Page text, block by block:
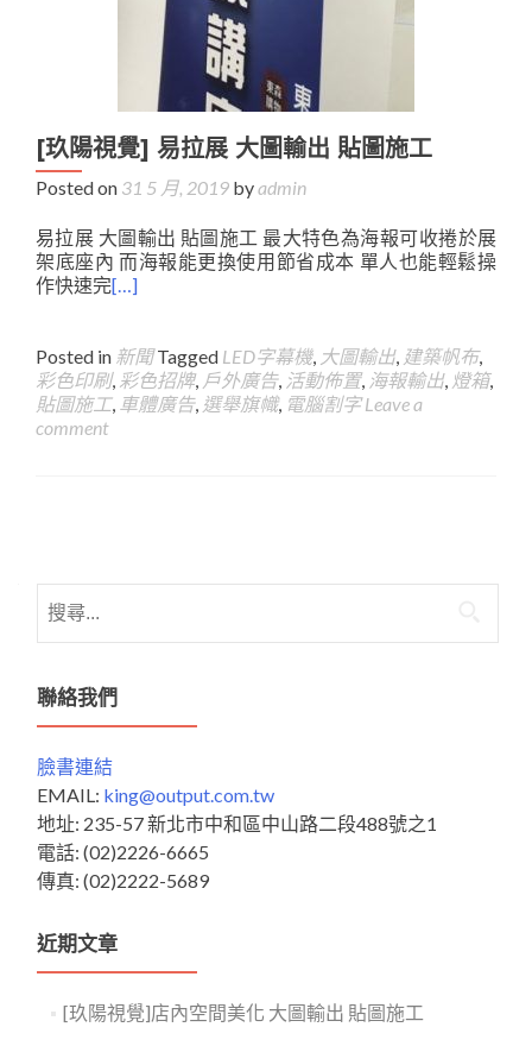
[玖陽視覺] 易拉展 大圖輸出 貼圖施工
Posted on 31 5 月, 2019 byadmin
易拉展 大圖輸出 貼圖施工 最大特色為海報可收捲於展
架底座內 而海報能更換使用節省成本 單人也能輕鬆操
作快速完[…]
Posted in 新聞 Tagged LED字幕機, 大圖輸出, 建築帆布,
彩色印刷, 彩色招牌, 戶外廣告, 活動佈置, 海報輸出, 燈箱,
貼圖施工, 車體廣告, 選舉旗幟, 電腦割字 Leave a
comment
navigation
尋
鍵
字:
聯絡我們
臉書連結
EMAIL: king@output.com.tw
地址: 235-57 新北市中和區中山路二段488號之1
電話: (02)2226-6665
傳真: (02)2222-5689
近期文章
[玖陽視覺]店內空間美化 大圖輸出 貼圖施工